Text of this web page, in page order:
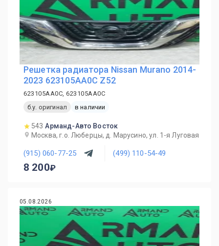
Решетка радиатора Nissan Murano 2014-
2023 623105AA0C Z52
623105AA0C, 623105AA0C
б.у. оригинал
в наличии
543 Арманд-Авто Восток
Москва, г.о. Люберцы, д. Марусино, ул. 1-я Луговая
(915) 060-77-25 (499) 110-54-49
8 200
05.08.2026